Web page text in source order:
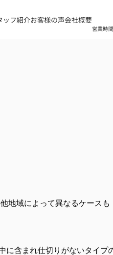
ッフ紹介お客様の声会社概要
営業時
地域によって異なるケースも
に含まれ仕切りがないタイプ